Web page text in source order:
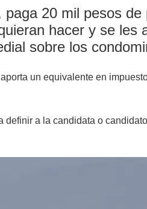
20 mil pesos
hacer y se les
sobre los
un equivalente en
a la candidata o